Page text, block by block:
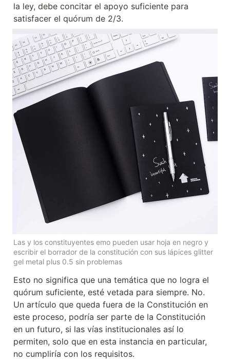
la ley, debe concitar el apoyo suficiente para
satisfacer el quórum de 2/3.
Las y los constituyentes emo pueden usar hoja en negro y
escribir el borrador de la constitución con sus lápices glitter
gel metal plus 0.5 sin problemas
Esto no significa que una temática que no logra el
quórum suficiente, esté vetada para siempre. No.
Un artículo que queda fuera de la Constitución en
este proceso, podría ser parte de la Constitución
en un futuro, si las vías institucionales así lo
permiten, solo que en esta instancia en particular,
no cumpliría con los requisitos.